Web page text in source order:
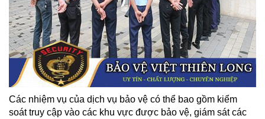
Các nhiệm vụ của dịch vụ bảo vệ có thể bao gồm kiểm
soát truy cập vào các khu vực được bảo vệ, giám sát các